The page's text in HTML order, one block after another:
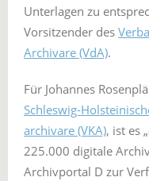
Unterlagen zu
Vorsitzender des
Archivare (VdA).
Für Johannes
Schleswig-
archivare (VKA), ist es
225.000 digitale
Archivportal D zur